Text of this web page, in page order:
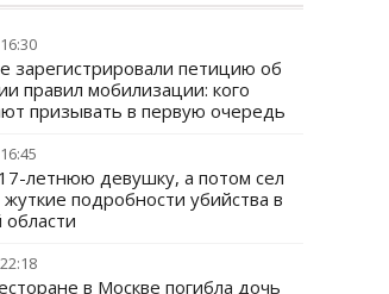
зарегистрировали петицию об
правил мобилизации: кого
призывать в первую очередь
летнюю девушку, а потом сел
подробности убийства в
области
в Москве погибла дочь